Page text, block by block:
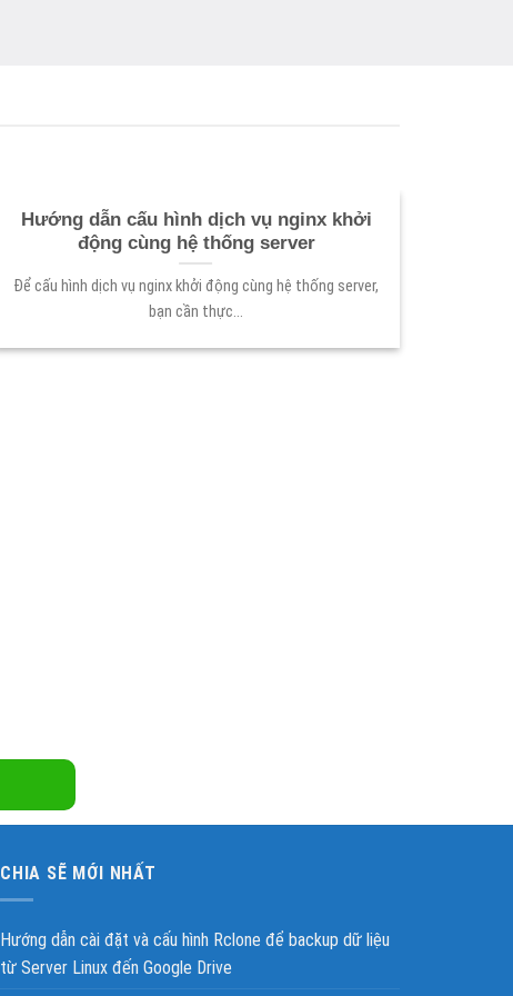
Hướng dẫn cấu hình dịch vụ nginx khởi
động cùng hệ thống server
Để cấu hình dịch vụ nginx khởi động cùng hệ thống server,
bạn cần thực...
CHIA SẼ MỚI NHẤT
Hướng dẫn cài đặt và cấu hình Rclone để backup dữ liệu
từ Server Linux đến Google Drive